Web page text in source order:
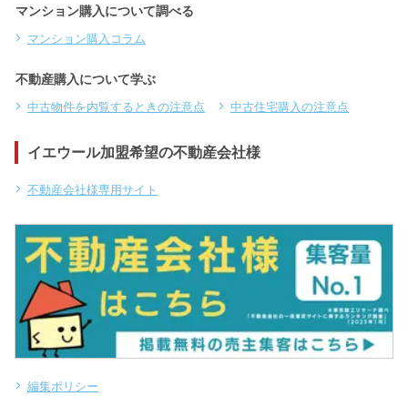
マンション購入について調べる
マンション購入コラム
不動産購入について学ぶ
中古物件を内覧するときの注意点 中古住宅購入の注意点
イエウール加盟希望の不動産会社様
不動産会社様専用サイト
編集ポリシー